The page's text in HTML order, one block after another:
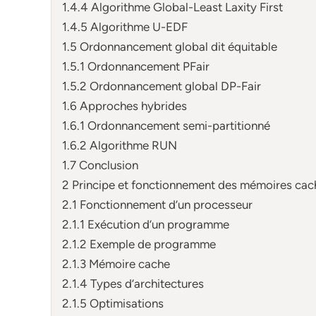
1.4.4 Algorithme Global-Least Laxity First
1.4.5 Algorithme U-EDF
1.5 Ordonnancement global dit équitable
1.5.1 Ordonnancement PFair
1.5.2 Ordonnancement global DP-Fair
1.6 Approches hybrides
1.6.1 Ordonnancement semi-partitionné
1.6.2 Algorithme RUN
1.7 Conclusion
2 Principe et fonctionnement des mémoires
2.1 Fonctionnement d’un processeur
2.1.1 Exécution d’un programme
2.1.2 Exemple de programme
2.1.3 Mémoire cache
2.1.4 Types d’architectures
2.1.5 Optimisations